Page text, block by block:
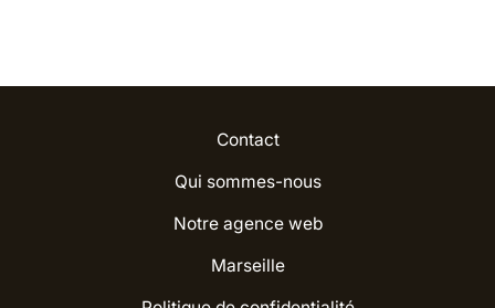
Contact
Qui sommes-nous
Notre agence web
Marseille